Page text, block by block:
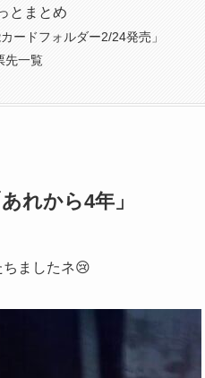
とまとめ
ードフォルダー2/24発売」
先一覧
れから4年」
ちましたネ😢